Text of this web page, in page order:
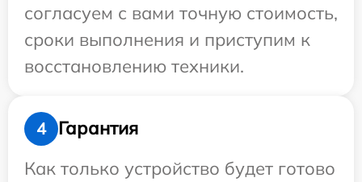
согласуем с вами точную стоимость,
сроки выполнения и приступим к
восстановлению техники.
4
Гарантия
Как только устройство будет готово